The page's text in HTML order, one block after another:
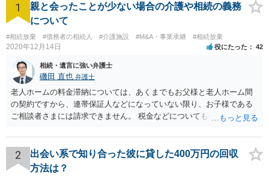
1
親と会ったことが少ない場合の介護や相続の義務
について
#相続放棄 #債務者の相続人 #介護施設 #M&A・事業承継 #相続放棄
2020年12月14日 役にたった 42
相続・遺言に強い弁護士
磯田 直也 弁護士
老人ホームの料金滞納については、あくまでもお父様と老人ホーム間
の契約ですから、連帯保証人などになっていない限り、お子様である
ご相談者さまには請求できません。 税金などについても滞納している
護受給の際に扶養できないかという連絡が役所から来ますが、できな
い旨回答すればそれまでです。 相続が開始した場合については先述の
通りです。 民法上の扶養義務はご相談者さまがお考えのほど強いもの
ではありません。 あくまでも、余力の範囲で認められるものです。 親
2
出会い系で知り合った彼に貸した400万円の回収
方法は？